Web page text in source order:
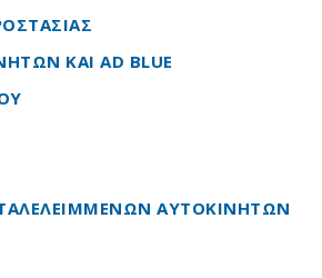
ΚΑΙ AD BLUE
ΑΥΤΟΚΙΝΗΤΩΝ